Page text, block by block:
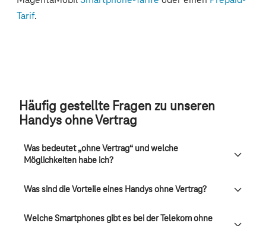
Häufig gestellte Fragen zu unseren
Handys ohne Vertrag
Was bedeutet „ohne Vertrag“ und welche
Möglichkeiten habe ich?
Was sind die Vorteile eines Handys ohne Vertrag?
Welche Smartphones gibt es bei der Telekom ohne